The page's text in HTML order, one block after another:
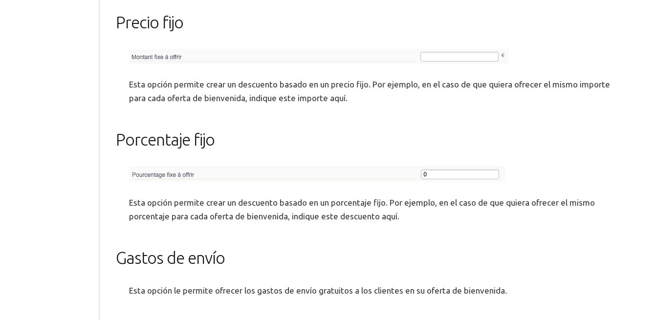
Precio fijo
Esta opción permite crear un descuento basado en un precio fijo. Por ejemplo, en el caso de que quiera ofrecer el mismo importe
para cada oferta de bienvenida, indique este importe aquí.
Porcentaje fijo
Esta opción permite crear un descuento basado en un porcentaje fijo. Por ejemplo, en el caso de que quiera ofrecer el mismo
porcentaje para cada oferta de bienvenida, indique este descuento aquí.
Gastos de envío
Esta opción le permite ofrecer los gastos de envío gratuitos a los clientes en su oferta de bienvenida.